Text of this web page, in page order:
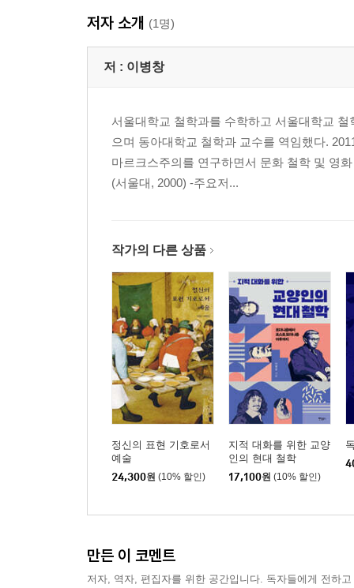
저자 소개 (1명)
저 : 이병창
서울대학교 철학과를 수학하고 서울대학교
으며 동아대학교 철학과 교수를 역임했다.
마르크스주의를 연구하면서 문화 철학 및 영
(서울대, 2000) -주요저...
작가의 다른 상품
정신의 표현 기호로서
예술
24,300원 (10% 할인)
지적 대화를 위한 교양
인의 현대 철학
17,100원 (10% 할인)
만든 이 코멘트
저자, 역자, 편집자를 위한 공간입니다. 독자들에게 전하